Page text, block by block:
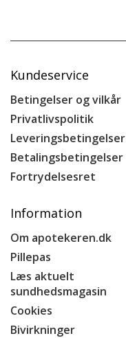
Kundeservice
Betingelser og vilkår
Privatlivspolitik
Leveringsbetingelser
Betalingsbetingelser
Fortrydelsesret
Information
Om apotekeren.dk
Pillepas
Læs aktuelt
sundhedsmagasin
Cookies
Bivirkninger